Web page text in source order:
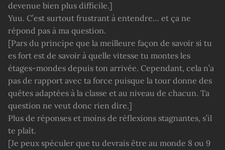
devenue bien plus difficile.]
Yuu. C’est surtout frustrant à entendre… et ça ne
répond pas à ma question.
[Pars du principe que la meilleure façon de savoir si tu
es fort est de savoir à quelle vitesse tu montes les
étages-mondes depuis ton arrivée. Cependant, cela n’a
pas de rapport avec ta force puisque la tour donne des
quêtes adaptées à la classe et au niveau de chacun. Ta
question ne veut donc rien dire.]
Plus de réponses et moins de réflexions stagnantes, s’il
te plaît.
[Je peux spéculer que tu devrais être au monde 8 ou 9